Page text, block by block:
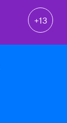
+13